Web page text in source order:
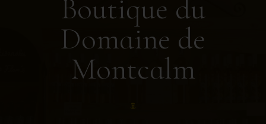
Boutique du
Domaine de
Montcalm